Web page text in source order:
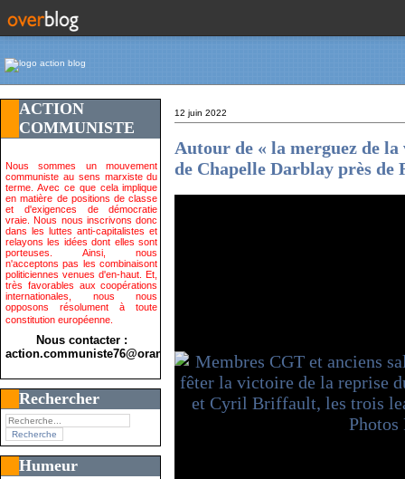
ACTION
COMMUNISTE
Nous sommes un mouvement
communiste au sens marxiste du
terme. Avec ce que cela implique
en matière de positions de classe
et d'exigences de démocratie
vraie. Nous nous inscrivons donc
dans les luttes anti-capitalistes et
relayons les idées dont elles sont
porteuses. Ainsi, nous
n'acceptons pas les combinaisont
politiciennes venues d'en-haut. Et,
très favorables aux coopérations
internationales, nous nous
opposons résolument à toute
constitution européenne.
Nous contacter :
action.communiste76@orange.fr>
Rechercher
Humeur
12 juin 2022
Autour de « la merguez de
de Chapelle Darblay près de